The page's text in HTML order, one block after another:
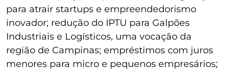
para atrair startups e empreendedorismo
inovador; redução do IPTU para Galpões
Industriais e Logísticos, uma vocação da
região de Campinas; empréstimos com juros
menores para micro e pequenos empresários;